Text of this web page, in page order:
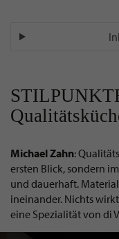
Michael Zahn:
ersten Blick, sondern
und dauerhaft.
ineinander. Nichts
eine Spezialität von di